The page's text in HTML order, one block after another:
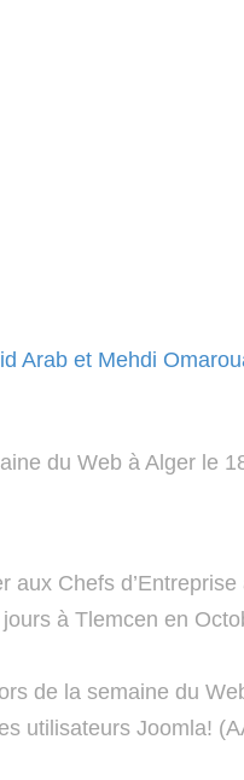
Arab et Mehdi
du Web à Alger le
Chefs
à Tlemcen en
de la semaine du
utilisateurs Joomla!